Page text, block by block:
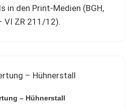
in den Print-Medien (BGH,
VI ZR 211/12).
– Hühnerstall